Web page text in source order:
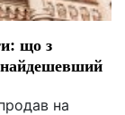
що з
на